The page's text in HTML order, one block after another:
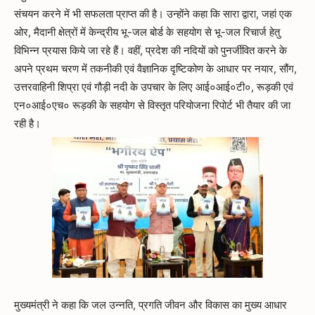
संचयन करने में भी सफलता प्राप्त की है। उन्होंने कहा कि सारा द्वारा, जहां एक
ओर, मैदानी क्षेत्रों में केन्द्रीय भू-जल बोर्ड के सहयोग से भू-जल रिचार्ज हेतु
विभिन्न प्रयास किये जा रहे हैं। वहीं, प्रदेश की नदियों को पुनर्जीवित करने के
अपने प्रथम चरण में तकनीकी एवं वैज्ञानिक दृष्टिकोण के आधार पर नयार, सौंग,
उत्तरवाहिनी शिप्रा एवं गौड़ी नदी के उपचार के लिए आई०आई०टी०, रूड़की एवं
एन०आई०एच० रूड़की के सहयोग से विस्तृत परियोजना रिपोर्ट भी तैयार की जा
रही है।
मुख्यमंत्री ने कहा कि जल उन्नति, प्रगति जीवन और विकास का मुख्य आधार